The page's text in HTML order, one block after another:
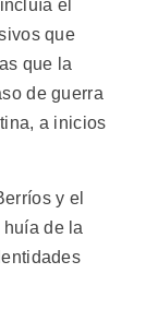
el
que
que la
de guerra
a inicios
y el
de la